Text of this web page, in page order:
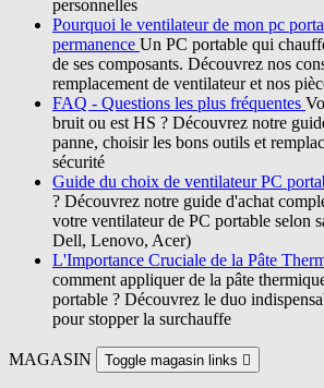
personnelles
Pourquoi le ventilateur de mon pc
permanence Un PC portable qui
de ses composants. Découvrez nos
remplacement de ventilateur et nos
FAQ - Questions les plus fréquentes
bruit ou est HS ? Découvrez notre
panne, choisir les bons outils et
sécurité
Guide du choix de ventilateur PC
? Découvrez notre guide d'achat
votre ventilateur de PC portable selon
Dell, Lenovo, Acer)
L'Importance Cruciale de la Pâte
comment appliquer de la pâte
portable ? Découvrez le duo
pour stopper la surchauffe
MAGASIN Toggle magasin links 